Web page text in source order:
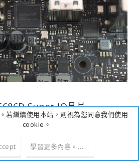
Super IO晶片
若繼續使用本站，則視為您同意我們使用
cookie。
學習更多內容。……